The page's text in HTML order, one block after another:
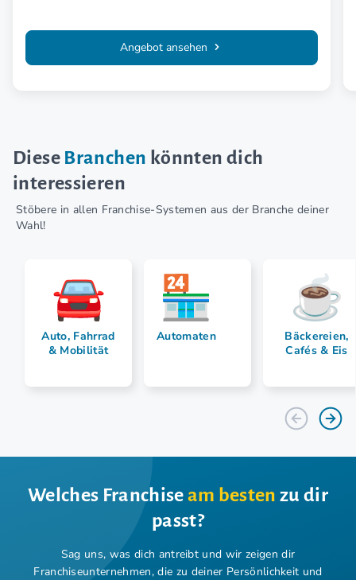
Angebot ansehen
Diese Branchen könnten dich
interessieren
Stöbere in allen Franchise-Systemen aus der Branche deiner
Wahl!
Auto, Fahrrad
& Mobilität
Automaten
Bäckereien,
Cafés & Eis
Welches Franchiseam besten zu dir
passt?
Sag uns, was dich antreibt und wir zeigen dir
Franchiseunternehmen, die zu deiner Persönlichkeit und